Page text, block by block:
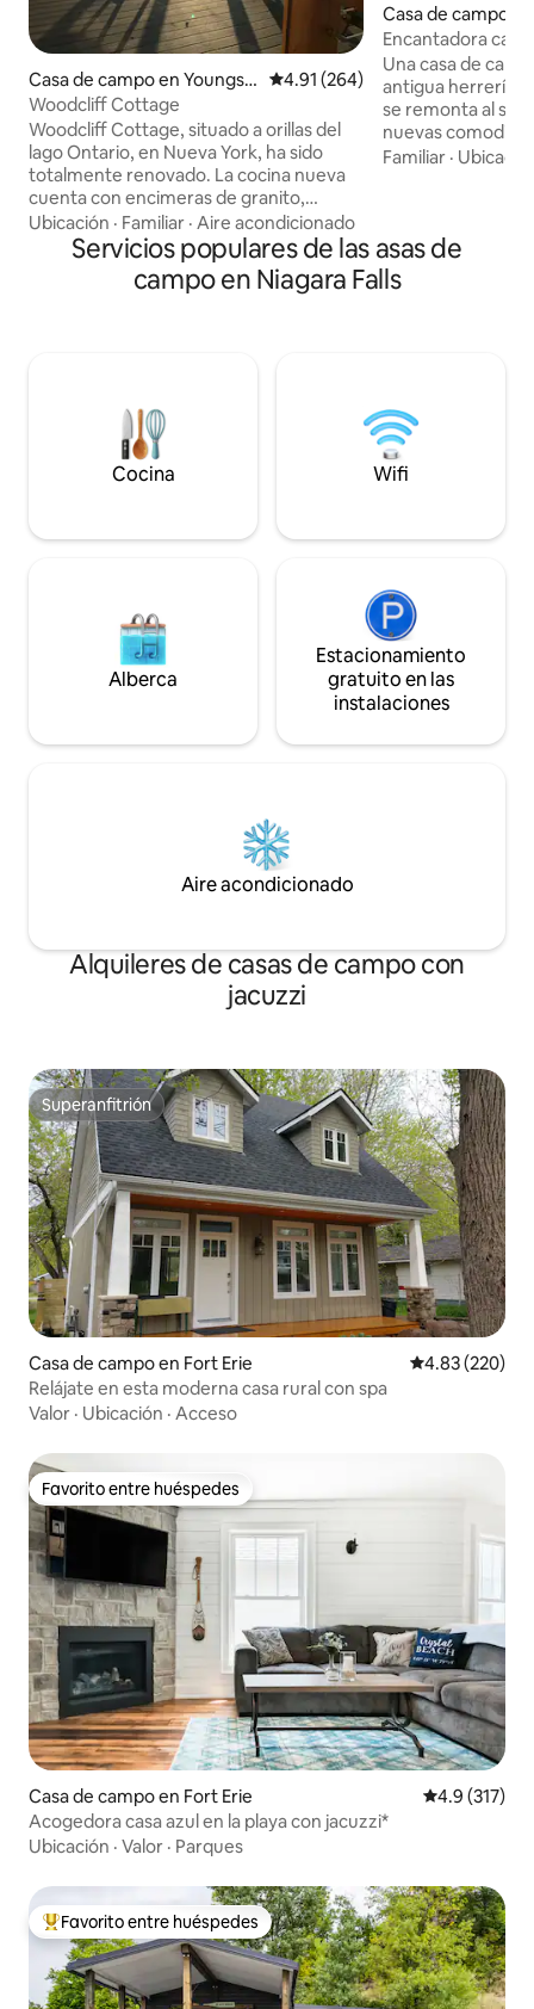
Casa de campo en Youngst
own
Calificación promedio: 4.91 de
4.91 (264)
Woodcliff Cottage
Woodcliff Cottage, situado a orillas del
lago Ontario, en Nueva York, ha sido
totalmente renovado. La cocina nueva
cuenta con encimeras de granito,
isla/barra y vistas espectaculares. La
cocina da a una amplia sala de estar con
chimenea de gas y más ventanas con
vistas a la nueva terraza y al lago Ontario.
alquilamos Shell Cottage, que se
encuentra al lado. Las cataratas están a
20 minutos en auto.
Ubicación · Familiar · Aire acondicionado
Casa de campo
Falls
Encantadora
región vinícola de
Una casa de
antigua herrería
se remonta al
nuevas
un dormitorio de
Niagara-on-the-
y el centro
de Canadá (se
Familiar ·
Servicios populares de las asas de
campo en Niagara Falls
Cocina Wifi
Alberca
Estacionamiento
gratuito en las
instalaciones
Aire acondicionado
Alquileres de casas de campo con
jacuzzi
Superanfitrión
Superanfitrión
Casa de campo en Fort Erie Calificación
4.83 (220)
Relájate en esta moderna casa rural con spa
Valor · Ubicación · Acceso
Favorito entre huéspedes
Favorito entre huéspedes
Casa de campo en Fort Erie Calificación
4.9 (317)
Acogedora casa azul en la playa con jacuzzi*
Ubicación · Valor · Parques
De los mejores en Favorito entre huéspedes
Favorito entre huéspedes